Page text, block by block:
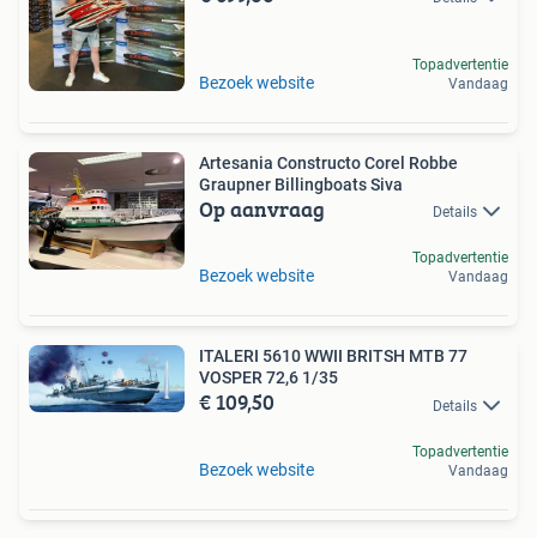
Bezoek website
Topadvertentie
Vandaag
Artesania Constructo Corel Robbe
Graupner Billingboats Siva
Op aanvraag Details
Bezoek website
Topadvertentie
Vandaag
ITALERI 5610 WWII BRITSH MTB 77
VOSPER 72,6 1/35
€ 109,50 Details
Bezoek website
Topadvertentie
Vandaag